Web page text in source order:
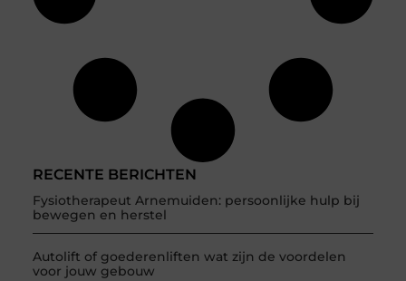
RECENTE BERICHTEN
Fysiotherapeut Arnemuiden: persoonlijke hulp bij
bewegen en herstel
Autolift of goederenliften wat zijn de voordelen
voor jouw gebouw